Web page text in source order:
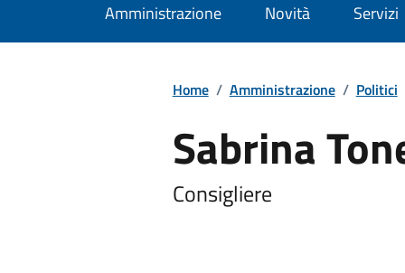
Amministrazione Novità Servizi
Home / Amministrazione / Politici
Sabrina
Consigliere